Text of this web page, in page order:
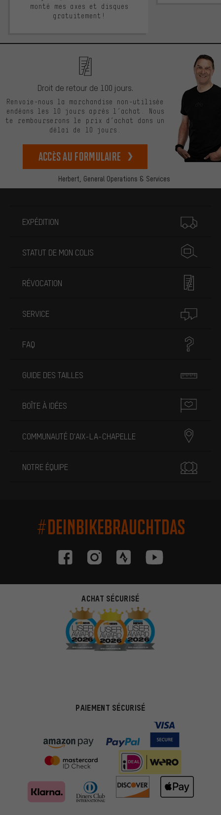
monté mes axes et disques
gratuitement!
Herbert, General Operations & Services
Droit de retour de 100 jours.
Renvoie-nous la marchandise non-utilisée
endéans les 10 jours après l’achat. Nous
te rembourserons le prix d’achat dans un
délai de 10 jours.
Accès au formulaire
EXPÉDITION
STATUT DE MON COLIS
RÉVOCATION
SERVICE
FAQ
GUIDE DES TAILLES
BOÎTE À IDÉES
COMMUNAUTÉ D'AIX-LA-CHAPELLE
NOTRE ÉQUIPE
#DEINBIKEBRAUCHTDAS
ACHAT SÉCURISÉ
PAIEMENT SÉCURISÉ